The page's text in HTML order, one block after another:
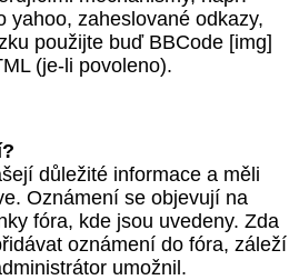
yahoo, zaheslované odkazy,
použijte buď BBCode [img]
(je-li povoleno).
důležité informace a měli
Oznámení se objevují na
fóra, kde jsou uvedeny. Zda
oznámení do fóra, záleží
umožnil.